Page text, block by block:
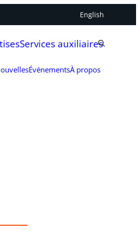
English
Services auxiliaires
ÉvénementsÀ propos